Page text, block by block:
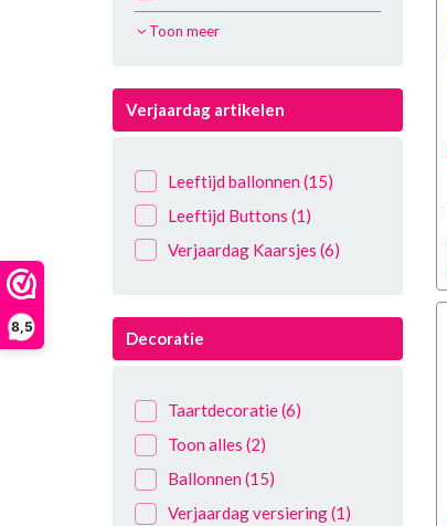
8,5
83 Jaar(12)
73 Jaar
53 Jaar(14)
84 Jaar(14)
74 Jaar (13)
54 Jaar
86 Jaar(13)
(12)
(14)
Toon meer
Verjaardag artikelen
Leeftijd ballonnen (15)
Leeftijd Buttons (1)
Verjaardag Kaarsjes (6)
Decoratie
Taartdecoratie(6)
Toon alles (2)
Ballonnen (15)
Verjaardag versiering(1)